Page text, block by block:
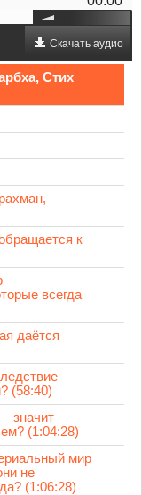
Скачать аудио
Стих
к
всегда
даётся
(58:40)
значит
(1:04:28)
мир
не
(1:06:28)